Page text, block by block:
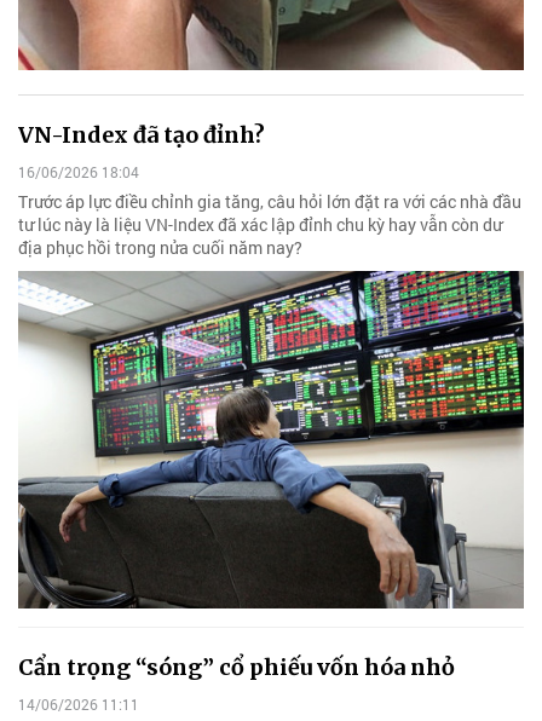
VN-Index đã tạo đỉnh?
16/06/2026 18:04
Trước áp lực điều chỉnh gia tăng, câu hỏi lớn đặt ra với các nhà đầu
tư lúc này là liệu VN-Index đã xác lập đỉnh chu kỳ hay vẫn còn dư
địa phục hồi trong nửa cuối năm nay?
Cẩn trọng “sóng” cổ phiếu vốn hóa nhỏ
14/06/2026 11:11